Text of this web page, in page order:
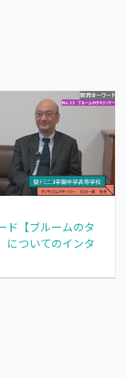
ド【ブルームのタ
についてのインタ